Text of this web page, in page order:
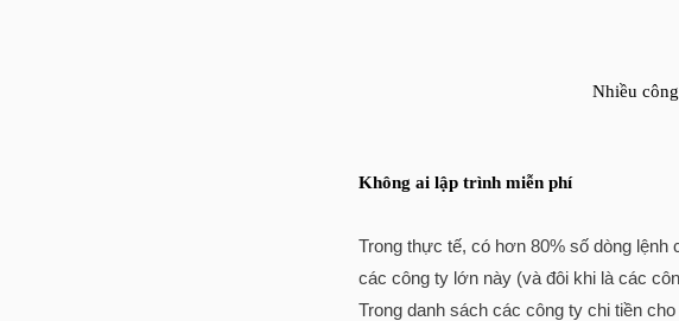
Nhiều
Không ai lập trình miễn phí
Trong thực tế, có hơn 80% số dòng
các công ty lớn này (và đôi khi là các
Trong danh sách các công ty chi tiền